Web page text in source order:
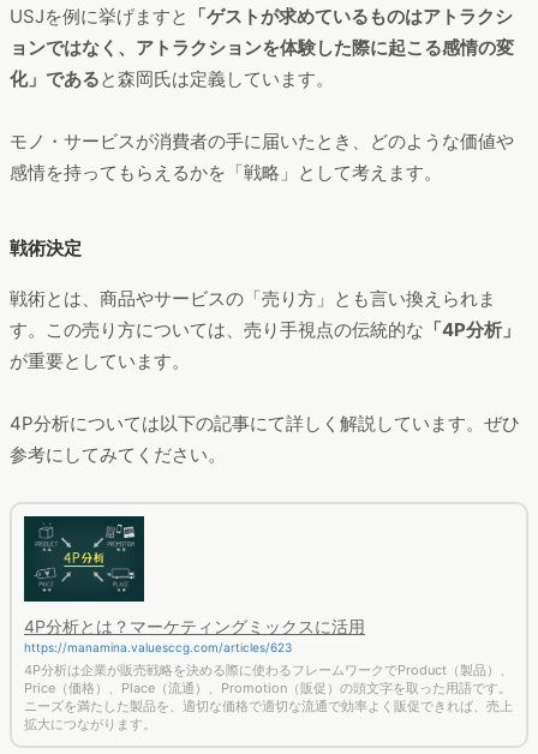
USJを例に挙げますと
「ゲストが求めているものはアトラクシ
ョンではなく、アトラクションを体験した際に起こる感情の変
化」であると森岡氏は定義しています。
モノ・サービスが消費者の手に届いたとき、どのような価値や
感情を持ってもらえるかを「戦略」として考えます。
戦術決定
戦術とは、商品やサービスの「売り方」とも言い換えられま
す。この売り方については、売り手視点の伝統的な 「4P分析」
が重要としています。
4P分析については以下の記事にて詳しく解説しています。ぜひ
参考にしてみてください。
4P分析とは？マーケティングミックスに活用
https://manamina.valuesccg.com/articles/623
4P分析は企業が販売戦略を決める際に使わるフレームワークでProduct（製品）、
Price（価格）、Place（流通）、Promotion（販促）の頭文字を取った用語です。
ニーズを満たした製品を、適切な価格で適切な流通で効率よく販促できれば、売上
拡大につながります。